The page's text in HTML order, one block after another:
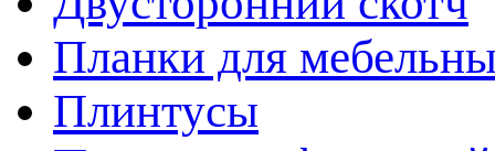
Планки для
Плинтусы